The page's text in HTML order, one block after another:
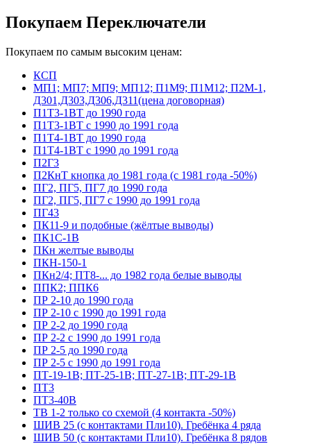
Покупаем Переключатели
Покупаем по самым высоким ценам:
КСП
МП1; МП7; МП9; МП12; П1М9; П1М12; П2М-1,
Д301,Д303,Д306,Д311(цена договорная)
П1Т3-1ВТ до 1990 года
П1Т3-1ВТ с 1990 до 1991 года
П1Т4-1ВТ до 1990 года
П1Т4-1ВТ с 1990 до 1991 года
П2Г3
П2КнТ кнопка до 1981 года (с 1981 года -50%)
ПГ2, ПГ5, ПГ7 до 1990 года
ПГ2, ПГ5, ПГ7 с 1990 до 1991 года
ПГ43
ПК11-9 и подобные (жёлтые выводы)
ПК1С-1В
ПКн желтые выводы
ПКН-150-1
ПКн2/4; ПТ8-... до 1982 года белые выводы
ППК2; ППК6
ПР 2-10 до 1990 года
ПР 2-10 с 1990 до 1991 года
ПР 2-2 до 1990 года
ПР 2-2 с 1990 до 1991 года
ПР 2-5 до 1990 года
ПР 2-5 с 1990 до 1991 года
ПТ-19-1В; ПТ-25-1В; ПТ-27-1В; ПТ-29-1В
ПТ3
ПТ3-40В
ТВ 1-2 только со схемой (4 контакта -50%)
ШИВ 25 (с контактами Пли10). Гребёнка 4 ряда
ШИВ 50 (с контактами Пли10). Гребёнка 8 рядов